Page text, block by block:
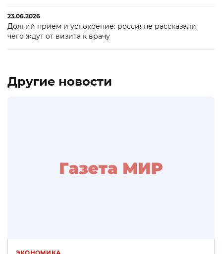
23.06.2026
Долгий прием и успокоение: россияне рассказали,
чего ждут от визита к врачу
Другие новости